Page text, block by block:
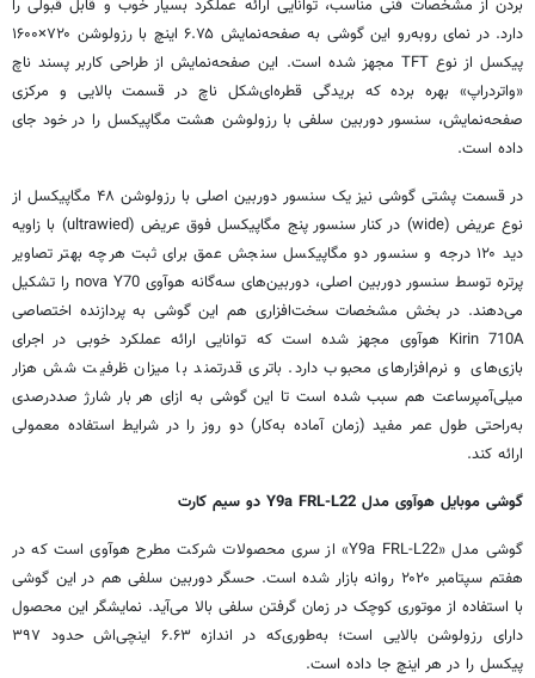
بردن از مشخصات فنی مناسب، توانایی ارائه عملکرد بسیار خوب و قابل قبولی را
دارد. در نمای روبه‌رو این گوشی به صفحه‌نمایش ۶.۷۵ اینچ با رزولوشن ۷۲۰×۱۶۰۰
پیکسل از نوع TFT مجهز شده است. این صفحه‌نمایش از طراحی کاربر پسند ناچ
«واتردراپ» بهره برده که بریدگی قطره‌ای‌شکل ناچ در قسمت بالایی و مرکزی
صفحه‌نمایش، سنسور دوربین سلفی با رزولوشن هشت مگاپیکسل را در خود جای
داده است.
در قسمت پشتی گوشی نیز یک سنسور دوربین اصلی با رزولوشن ۴۸ مگاپیکسل از
نوع عریض (wide) در کنار سنسور پنج مگاپیکسل فوق عریض (ultrawied) با زاویه
دید ۱۲۰ درجه و سنسور دو مگاپیکسل سنجش عمق برای ثبت هرچه بهتر تصاویر
پرتره توسط سنسور دوربین اصلی، دوربین‌های سه‌گانه هوآوی nova Y70 را تشکیل
می‌دهند. در بخش مشخصات سخت‌افزاری هم این گوشی به پردازنده اختصاصی
Kirin 710A هوآوی مجهز شده است که توانایی ارائه عملکرد خوبی در اجرای
بازی‌های و نرم‌افزارهای محبوب دارد. باتری قدرتمند با میزان ظرفیت شش هزار
میلی‌آمپرساعت هم سبب شده است تا این گوشی به ازای هر بار شارژ صددرصدی
به‌راحتی طول عمر مفید (زمان آماده به‌کار) دو روز را در شرایط استفاده معمولی
ارائه کند.
گوشی موبایل هوآوی مدل Y9a FRL-L22 دو سیم کارت
گوشی مدل «Y9a FRL-L22» از سری محصولات شرکت مطرح هوآوی است که در
هفتم سپتامبر
روانه بازار شده است. حسگر دوربین سلفی هم در این گوشی
با استفاده از موتوری کوچک در زمان گرفتن سلفی بالا می‌آید. نمایشگر این محصول
دارای رزولوشن بالایی است؛ به‌طوری‌که در اندازه ۶.۶۳ اینچی‌اش حدود ۳۹۷
پیکسل را در هر اینچ جا داده است.